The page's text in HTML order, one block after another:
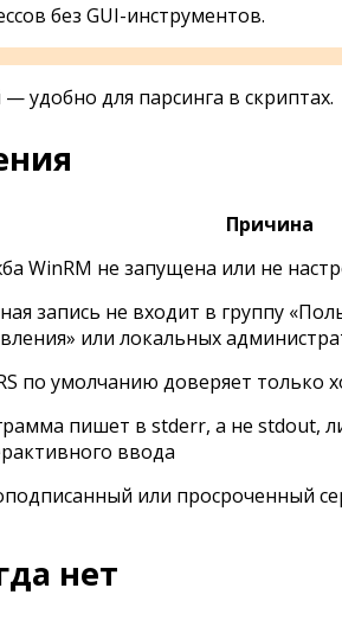
без GUI-инструментов.
удобно для парсинга в скриптах.
Причина
WinRM не запущена или не
запись не входит в группу
или локальных
по умолчанию доверяет только
пишет в stderr, а не stdout,
ввода
или просроченный
нет